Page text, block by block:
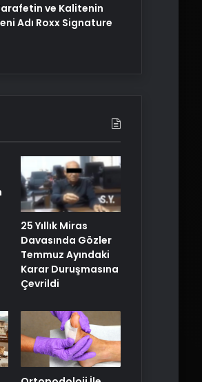
ve Kalitenin
Adı Roxx Signature
25 Yıllık Miras
Davasında Gözler
Temmuz Ayındaki
Karar Duruşmasına
Çevrildi